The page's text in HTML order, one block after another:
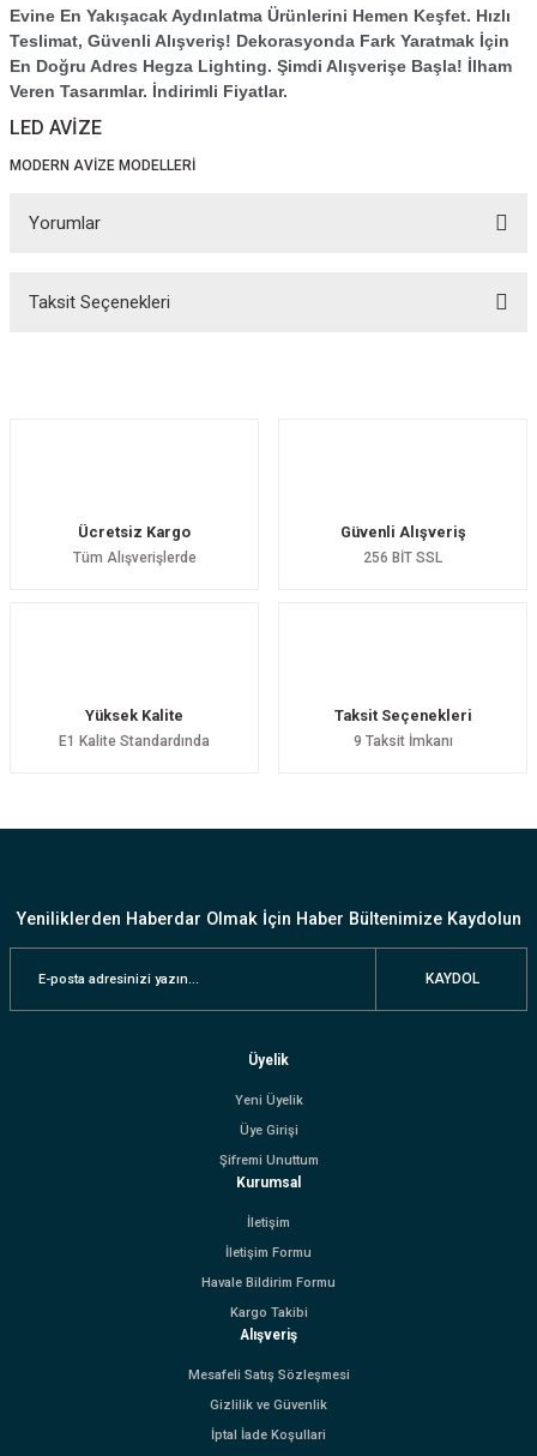
Evine En Yakışacak Aydınlatma Ürünlerini Hemen Keşfet. Hızlı
Teslimat, Güvenli Alışveriş! Dekorasyonda Fark Yaratmak İçin
En Doğru Adres Hegza Lighting. Şimdi Alışverişe Başla! İlham
Veren Tasarımlar. İndirimli Fiyatlar.
LED AVİZE
MODERN AVİZE MODELLERİ
Yorumlar
Taksit Seçenekleri
Ücretsiz Kargo
Tüm Alışverişlerde
Güvenli Alışveriş
256 BİT SSL
Yüksek Kalite
E1 Kalite Standardında
Taksit Seçenekleri
9 Taksit İmkanı
Yeniliklerden Haberdar Olmak İçin Haber Bültenimize Kaydolun
KAYDOL
Üyelik
Yeni Üyelik
Üye Girişi
Şifremi Unuttum
Kurumsal
İletişim
İletişim Formu
Havale Bildirim Formu
Kargo Takibi
Alışveriş
Mesafeli Satış Sözleşmesi
Gizlilik ve Güvenlik
İptal İade Koşullari